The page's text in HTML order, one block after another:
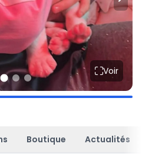
Voir
Boutique Actualités